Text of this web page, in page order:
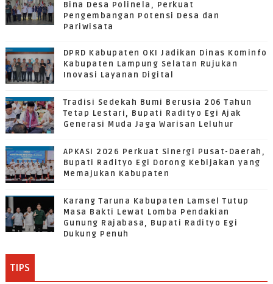
Bina Desa Polinela, Perkuat
Pengembangan Potensi Desa dan
Pariwisata
DPRD Kabupaten OKI Jadikan Dinas Kominfo
Kabupaten Lampung Selatan Rujukan
Inovasi Layanan Digital
Tradisi Sedekah Bumi Berusia 206 Tahun
Tetap Lestari, Bupati Radityo Egi Ajak
Generasi Muda Jaga Warisan Leluhur
APKASI 2026 Perkuat Sinergi Pusat-Daerah,
Bupati Radityo Egi Dorong Kebijakan yang
Memajukan Kabupaten
Karang Taruna Kabupaten Lamsel Tutup
Masa Bakti Lewat Lomba Pendakian
Gunung Rajabasa, Bupati Radityo Egi
Dukung Penuh
TIPS